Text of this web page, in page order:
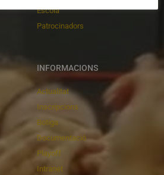
Escola
Patrocinadors
INFORMACIONS
Actualitat
Inscripcions
Botiga
Documentació
Playoff
Intranet